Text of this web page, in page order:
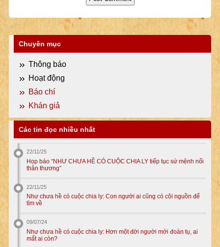
Chuyên mục
Thông báo
Hoạt động
Báo chí
Khán giả
Các tin đọc nhiều nhất
22/11/25
Họp báo “NHƯ CHƯA HỀ CÓ CUỘC CHIA LY tiếp tục sứ mệnh nối
thân thương”
22/11/25
Như chưa hề có cuộc chia ly: Con người ai cũng có cội nguồn để
tìm về
09/07/24
Như chưa hề có cuộc chia ly: Hơn một đời người mới đoàn tụ, ai
mất ai còn?